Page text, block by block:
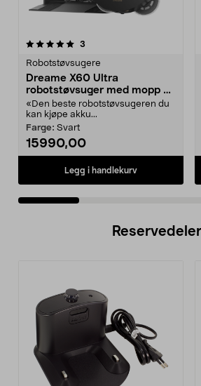
3
Robotstøvsugere
Dreame X60 Ultra
robotstøvsuger med mopp og
selvtømming
«Den beste robotstøvsugeren du
kan kjøpe akku...
Farge: Svart
15990,00
Legg i handlekurv
5.0 av 5 stjerner
Reservedeler